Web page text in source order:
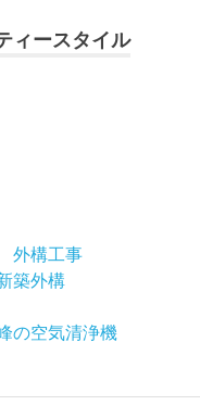
ースタイル
外構工事
築外構
の空気清浄機